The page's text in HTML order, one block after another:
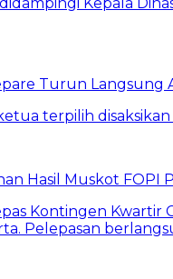
Turun Langsung
Hasil Muskot FOPI